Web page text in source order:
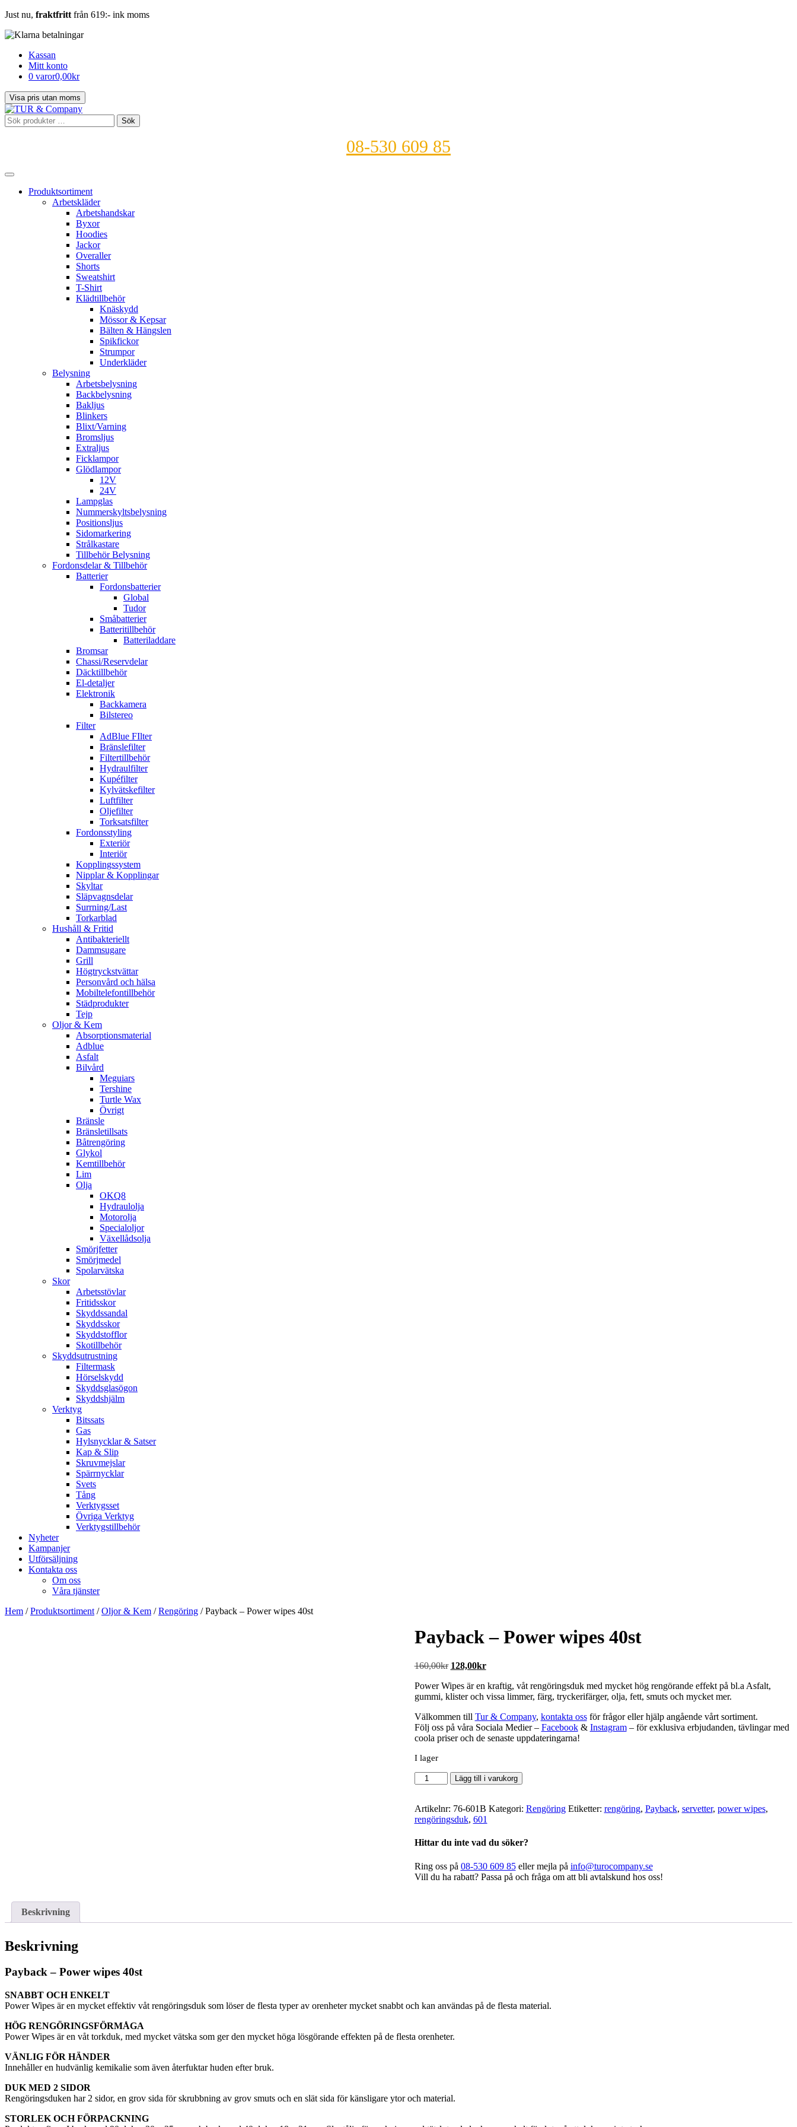
Just nu, fraktfritt från 619:- ink moms
Kassan
Mitt konto
0 varor0,00kr
Sök
efter:
Sök
08-530 609 85
Produktsortiment
Arbetskläder
Arbetshandskar
Byxor
Hoodies
Jackor
Overaller
Shorts
Sweatshirt
T-Shirt
Klädtillbehör
Knäskydd
Mössor & Kepsar
Bälten & Hängslen
Spikfickor
Strumpor
Underkläder
Belysning
Arbetsbelysning
Backbelysning
Bakljus
Blinkers
Blixt/Varning
Bromsljus
Extraljus
Ficklampor
Glödlampor
12V
24V
Lampglas
Nummerskyltsbelysning
Positionsljus
Sidomarkering
Strålkastare
Tillbehör Belysning
Fordonsdelar & Tillbehör
Batterier
Fordonsbatterier
Global
Tudor
Småbatterier
Batteritillbehör
Batteriladdare
Bromsar
Chassi/Reservdelar
Däcktillbehör
El-detaljer
Elektronik
Backkamera
Bilstereo
Filter
AdBlue FIlter
Bränslefilter
Filtertillbehör
Hydraulfilter
Kupéfilter
Kylvätskefilter
Luftfilter
Oljefilter
Torksatsfilter
Fordonsstyling
Exteriör
Interiör
Kopplingssystem
Nipplar & Kopplingar
Skyltar
Släpvagnsdelar
Surrning/Last
Torkarblad
Hushåll & Fritid
Antibakteriellt​
Dammsugare
Grill
Högtryckstvättar
Personvård och hälsa
Mobiltelefontillbehör
Städprodukter
Tejp
Oljor & Kem
Absorptionsmaterial
Adblue
Asfalt
Bilvård
Meguiars
Tershine
Turtle Wax
Övrigt
Bränsle
Bränsletillsats
Båtrengöring
Glykol
Kemtillbehör
Lim
Olja
OKQ8
Hydraulolja
Motorolja
Specialoljor
Växellådsolja
Smörjfetter
Smörjmedel
Spolarvätska
Skor
Arbetsstövlar
Fritidsskor
Skyddssandal
Skyddsskor
Skyddstofflor
Skotillbehör
Skyddsutrustning
Filtermask
Hörselskydd
Skyddsglasögon
Skyddshjälm
Verktyg
Bitssats
Gas
Hylsnycklar & Satser
Kap & Slip
Skruvmejslar
Spärrnycklar
Svets
Tång
Verktygsset
Övriga Verktyg
Verktygstillbehör
Nyheter
Kampanjer
Utförsäljning
Kontakta oss
Om oss
Våra tjänster
Hem /Produktsortiment /Oljor & Kem /Rengöring / Payback – Power wipes 40st
Payback – Power wipes 40st
160,00kr Det
priset
var:
128,00krDet
priset
är:
Power Wipes är en kraftig, våt rengöringsduk med mycket hög rengörande effekt på bl.a Asfalt,
gummi, klister och vissa limmer, färg, tryckerifärger, olja, fett, smuts och mycket mer.
Välkommen till Tur & Company, kontakta ossför frågor eller hjälp angående vårt sortiment.
Följ oss på våra Sociala Medier – Facebook& Instagram– för exklusiva erbjudanden, tävlingar med
coola priser och de senaste uppdateringarna!
I lager
Payback
-
wipes
40st
Lägg till i varukorg
Artikelnr: 76-601B Kategori: Rengöring Etiketter: rengöring, Payback, servetter, power wipes,
rengöringsduk, 601
Hittar du inte vad du söker?
Ring oss på 08-530 609 85eller mejla på info@turocompany.se
Vill du ha rabatt? Passa på och fråga om att bli avtalskund hos oss!
Beskrivning
Beskrivning
Payback – Power wipes 40st
SNABBT OCH ENKELT
Power Wipes är en mycket effektiv våt rengöringsduk som löser de flesta typer av orenheter mycket snabbt och kan användas på de flesta material.
HÖG RENGÖRINGSFÖRMÅGA
Power Wipes är en våt torkduk, med mycket vätska som ger den mycket höga lösgörande effekten på de flesta orenheter.
VÄNLIG FÖR HÄNDER
Innehåller en hudvänlig kemikalie som även återfuktar huden efter bruk.
DUK MED 2 SIDOR
Rengöringsduken har 2 sidor, en grov sida för skrubbning av grov smuts och en slät sida för känsligare ytor och material.
STORLEK OCH FÖRPACKNING